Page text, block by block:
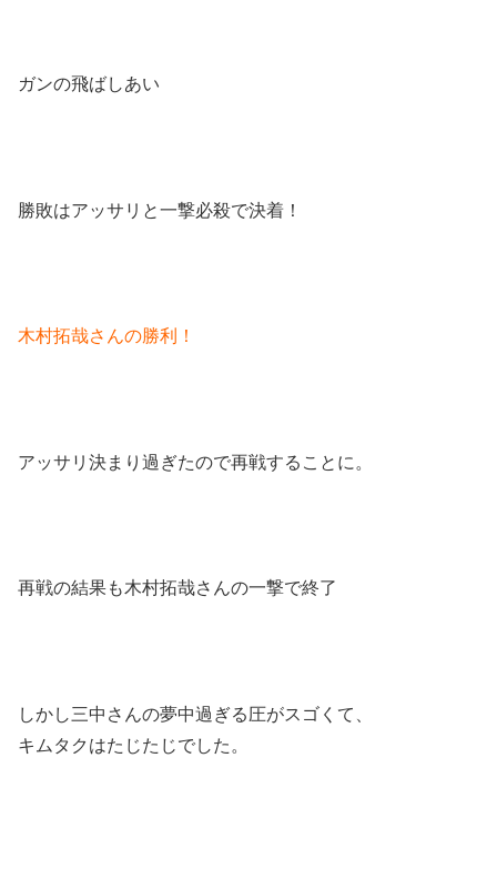
ガンの飛ばしあい
勝敗はアッサリと一撃必殺で決着！
木村拓哉さんの勝利！
アッサリ決まり過ぎたので再戦することに。
再戦の結果も木村拓哉さんの一撃で終了
しかし三中さんの夢中過ぎる圧がスゴくて、
キムタクはたじたじでした。